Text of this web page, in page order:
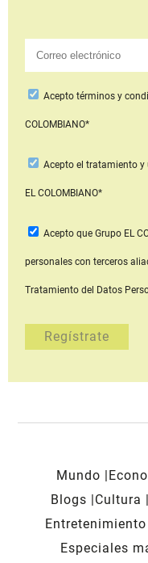
Aceptotérminos y
COLOMBIANO*
Acepto el tratamiento y
EL COLOMBIANO*
Acepto que Grupo EL
personales con terceros
Tratamiento del Datos
Mundo
Blogs
Cultura
Entretenimiento
Especiales